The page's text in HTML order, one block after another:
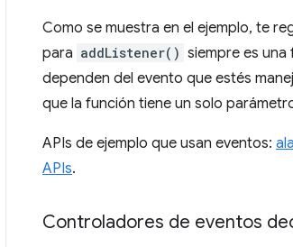
Como se muestra en el ejemplo, te
para addListener() siempre es
dependen del evento que estés
que la función tiene un solo
APIs de ejemplo que usan eventos:
APIs.
Controladores de eventos